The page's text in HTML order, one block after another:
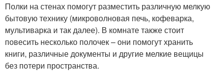
Полки на стенах помогут разместить различную мелкую
бытовую технику (микроволновая печь, кофеварка,
мультиварка и так далее). В комнате также стоит
повесить несколько полочек – они помогут хранить
книги, различные документы и другие мелкие вещицы
без потери пространства.